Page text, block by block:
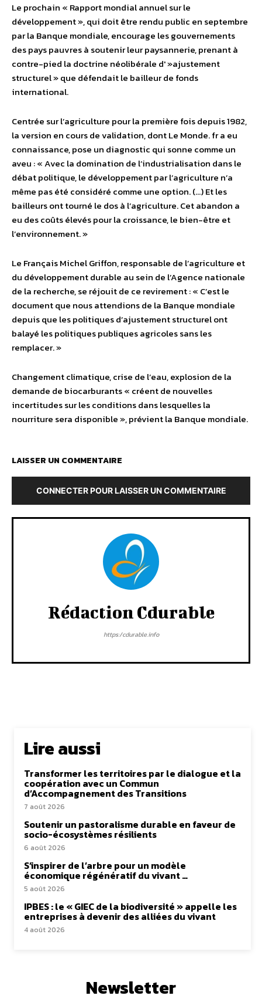
Le prochain « Rapport mondial annuel sur le
développement », qui doit être rendu public en septembre
par la Banque mondiale, encourage les gouvernements
des pays pauvres à soutenir leur paysannerie, prenant à
contre-pied la doctrine néolibérale d' »ajustement
structurel » que défendait le bailleur de fonds
international.
Centrée sur l’agriculture pour la première fois depuis 1982,
la version en cours de validation, dont Le Monde. fr a eu
connaissance, pose un diagnostic qui sonne comme un
aveu : « Avec la domination de l’industrialisation dans le
débat politique, le développement par l’agriculture n’a
même pas été considéré comme une option. (…) Et les
bailleurs ont tourné le dos à l’agriculture. Cet abandon a
eu des coûts élevés pour la croissance, le bien-être et
l’environnement. »
Le Français Michel Griffon, responsable de l’agriculture et
du développement durable au sein de l’Agence nationale
de la recherche, se réjouit de ce revirement : « C’est le
document que nous attendions de la Banque mondiale
depuis que les politiques d’ajustement structurel ont
balayé les politiques publiques agricoles sans les
remplacer. »
Changement climatique, crise de l’eau, explosion de la
demande de biocarburants « créent de nouvelles
incertitudes sur les conditions dans lesquelles la
nourriture sera disponible », prévient la Banque mondiale.
LAISSER UN COMMENTAIRE
CONNECTER POUR LAISSER UN COMMENTAIRE
Rédaction Cdurable
https:/cdurable.info
Lire aussi
Transformer les territoires par le dialogue et la
coopération avec un Commun
d’Accompagnement des Transitions
7 août 2026
Soutenir un pastoralisme durable en faveur de
socio-écosystèmes résilients
6 août 2026
S’inspirer de l’arbre pour un modèle
économique régénératif du vivant …
5 août 2026
IPBES : le « GIEC de la biodiversité » appelle les
entreprises à devenir des alliées du vivant
4 août 2026
Newsletter